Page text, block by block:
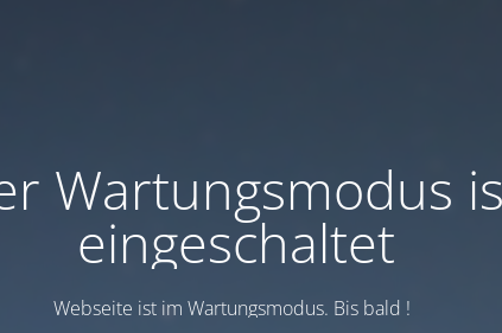
Wartungsmodus
eingeschaltet
Webseite ist im Wartungsmodus. Bis bald !